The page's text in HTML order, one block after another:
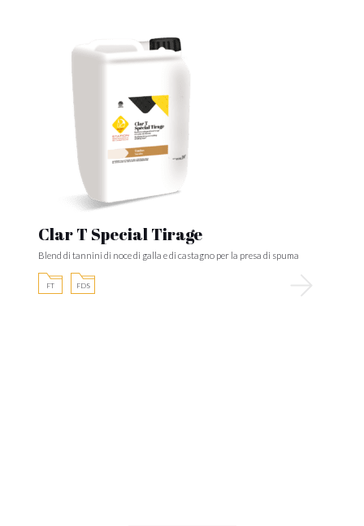
Clar T Special Tirage
Blend di tannini di noce di galla e di castagno per la presa di spuma
FT FDS